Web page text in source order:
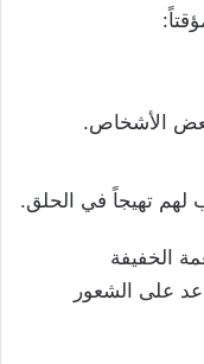
الأشخاص.
لهم تهيجاً في الحلق.
الخفيفة
على الشعور